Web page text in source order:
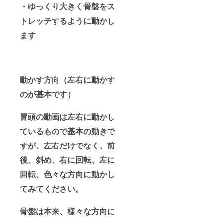
・ゆっくり大きく骨盤をス
トレッチするように動かし
ます
動かす方向（左右に動かす
のが基本です）
冒頭の動画は左右に動かし
ているもので基本の動きで
すが、左右だけでなく、前
後、斜め、右に回転、左に
回転、色々な方向に動かし
てみてください。
骨盤は本来、様々な方向に